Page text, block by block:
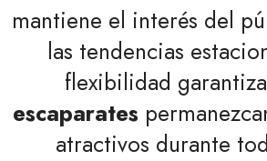
mantiene el interés del
las tendencias
flexibilidad
escaparates
atractivos durante